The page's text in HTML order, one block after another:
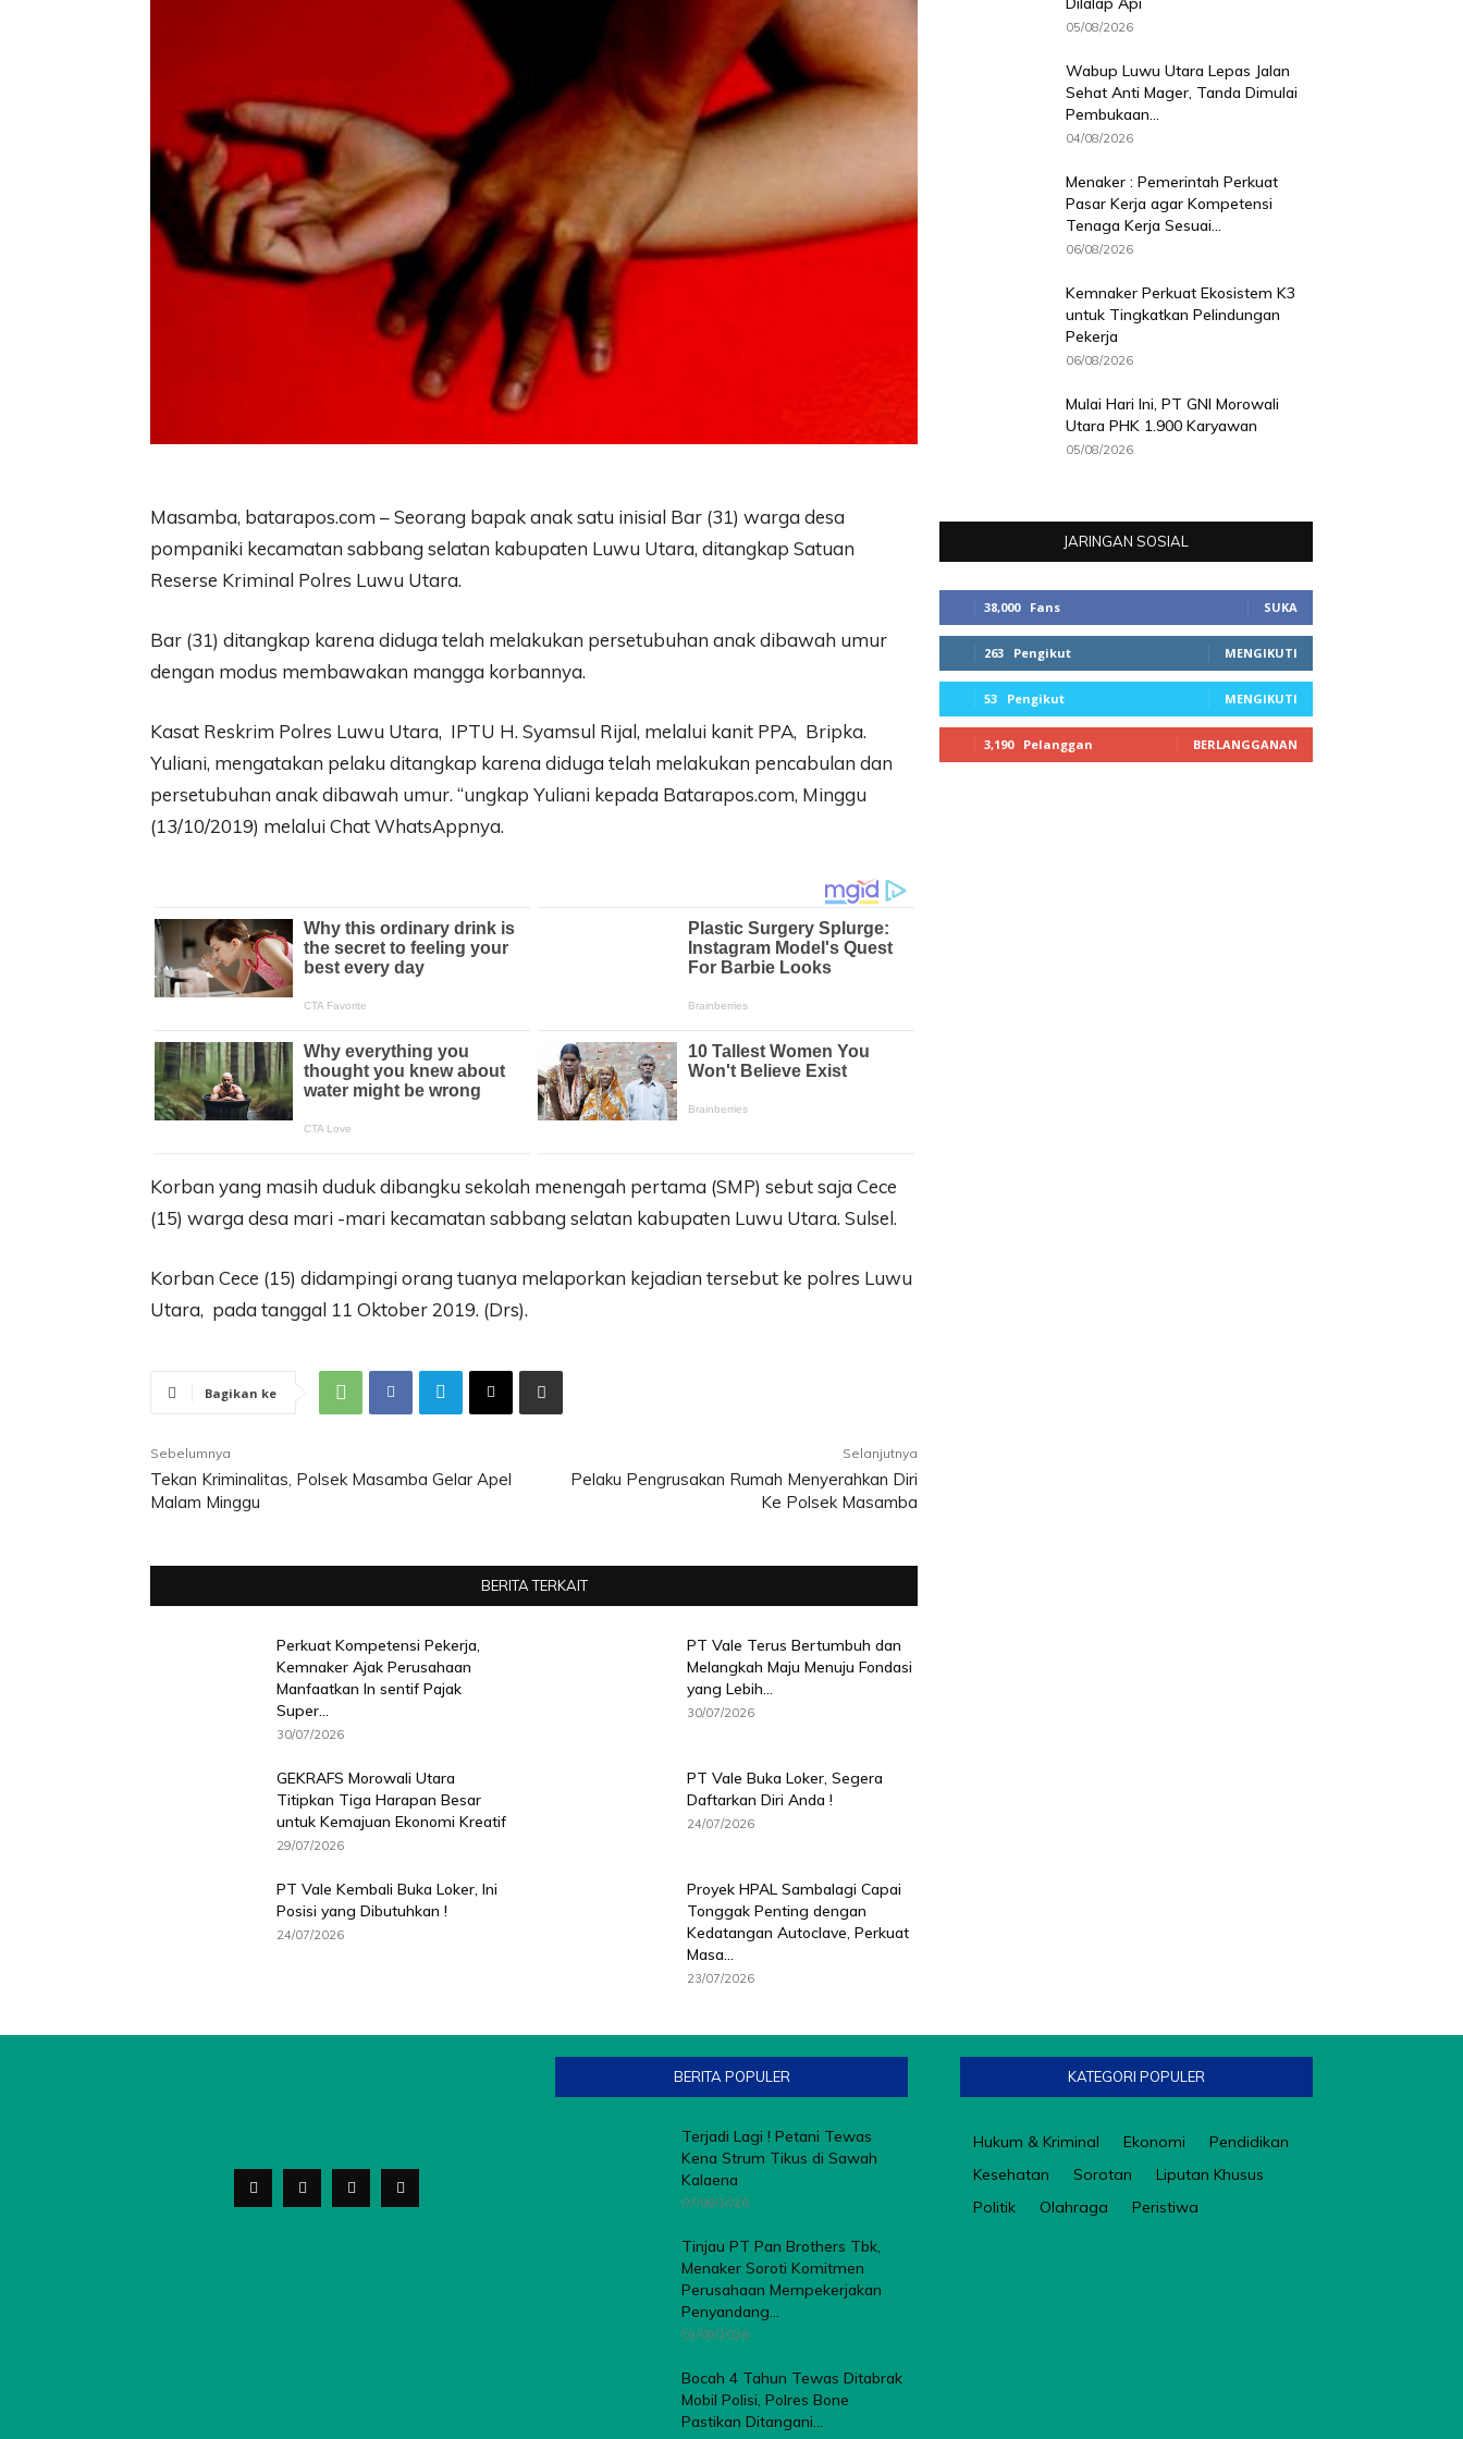
Masamba, batarapos.com – Seorang bapak anak satu inisial Bar (31) warga desa
pompaniki kecamatan sabbang selatan kabupaten Luwu Utara, ditangkap Satuan
Reserse Kriminal Polres Luwu Utara.
Bar (31) ditangkap karena diduga telah melakukan persetubuhan anak dibawah umur
dengan modus membawakan mangga korbannya.
Kasat Reskrim Polres Luwu Utara, IPTU H. Syamsul Rijal, melalui kanit PPA, Bripka.
Yuliani, mengatakan pelaku ditangkap karena diduga telah melakukan pencabulan dan
persetubuhan anak dibawah umur. “ungkap Yuliani kepada Batarapos.com, Minggu
(13/10/2019) melalui Chat WhatsAppnya.
Korban yang masih duduk dibangku sekolah menengah pertama (SMP) sebut saja Cece
(15) warga desa mari -mari kecamatan sabbang selatan kabupaten Luwu Utara. Sulsel.
Korban Cece (15) didampingi orang tuanya melaporkan kejadian tersebut ke polres Luwu
Utara, pada tanggal 11 Oktober 2019. (Drs).
Bagikan ke
Sebelumnya
Tekan Kriminalitas, Polsek Masamba Gelar Apel
Malam Minggu
Selanjutnya
Pelaku Pengrusakan Rumah Menyerahkan Diri
Ke Polsek Masamba
BERITA TERKAIT
Perkuat Kompetensi Pekerja,
Kemnaker Ajak Perusahaan
Manfaatkan In sentif Pajak
Super...
30/07/2026
PT Vale Terus Bertumbuh dan
Melangkah Maju Menuju Fondasi
yang Lebih...
30/07/2026
GEKRAFS Morowali Utara
Titipkan Tiga Harapan Besar
untuk Kemajuan Ekonomi Kreatif
29/07/2026
PT Vale Buka Loker, Segera
Daftarkan Diri Anda !
24/07/2026
PT Vale Kembali Buka Loker, Ini
Posisi yang Dibutuhkan !
24/07/2026
Proyek HPAL Sambalagi Capai
Tonggak Penting dengan
Kedatangan Autoclave, Perkuat
Masa...
23/07/2026
05/08/2026
Wabup Luwu Utara Lepas Jalan
Sehat Anti Mager, Tanda Dimulai
Pembukaan...
04/08/2026
Menaker : Pemerintah Perkuat
Pasar Kerja agar Kompetensi
Tenaga Kerja Sesuai...
06/08/2026
Kemnaker Perkuat Ekosistem K3
untuk Tingkatkan Pelindungan
Pekerja
06/08/2026
Mulai Hari Ini, PT GNI Morowali
Utara PHK 1.900 Karyawan
05/08/2026
JARINGAN SOSIAL
38,000 Fans SUKA
263 Pengikut MENGIKUTI
53 Pengikut MENGIKUTI
3,190 Pelanggan BERLANGGANAN
BERITA POPULER
Terjadi Lagi ! Petani Tewas
Kena Strum Tikus di Sawah
Kalaena
07/08/2026
Tinjau PT Pan Brothers Tbk,
Menaker Soroti Komitmen
Perusahaan Mempekerjakan
Penyandang...
01/08/2026
Bocah 4 Tahun Tewas Ditabrak
Mobil Polisi, Polres Bone
Pastikan Ditangani...
KATEGORI POPULER
Hukum & Kriminal Ekonomi
Pendidikan
Kesehatan
Sorotan
Liputan Khusus
Politik
Olahraga Peristiwa